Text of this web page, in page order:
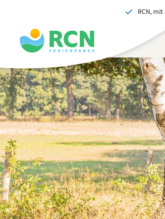
springen
springen
springen
RCN,